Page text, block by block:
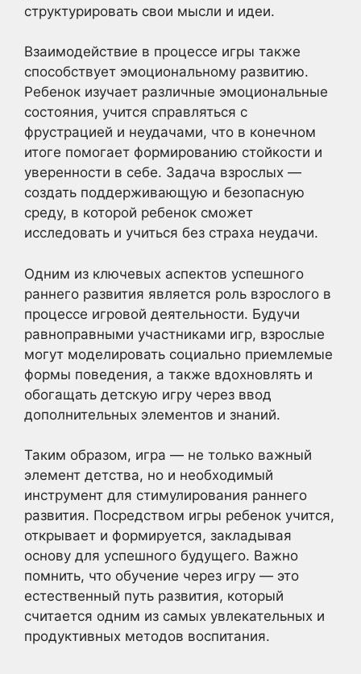
структурировать свои мысли и идеи.
Взаимодействие в процессе игры также
способствует эмоциональному развитию.
Ребенок изучает различные эмоциональные
состояния, учится справляться с
фрустрацией и неудачами, что в конечном
итоге помогает формированию стойкости и
уверенности в себе. Задача взрослых —
создать поддерживающую и безопасную
среду, в которой ребенок сможет
исследовать и учиться без страха неудачи.
Одним из ключевых аспектов успешного
раннего развития является роль взрослого в
процессе игровой деятельности. Будучи
равноправными участниками игр, взрослые
могут моделировать социально приемлемые
формы поведения, а также вдохновлять и
обогащать детскую игру через ввод
дополнительных элементов и знаний.
Таким образом, игра — не только важный
элемент детства, но и необходимый
инструмент для стимулирования раннего
развития. Посредством игры ребенок учится,
открывает и формируется, закладывая
основу для успешного будущего. Важно
помнить, что обучение через игру — это
естественный путь развития, который
считается одним из самых увлекательных и
продуктивных методов воспитания.